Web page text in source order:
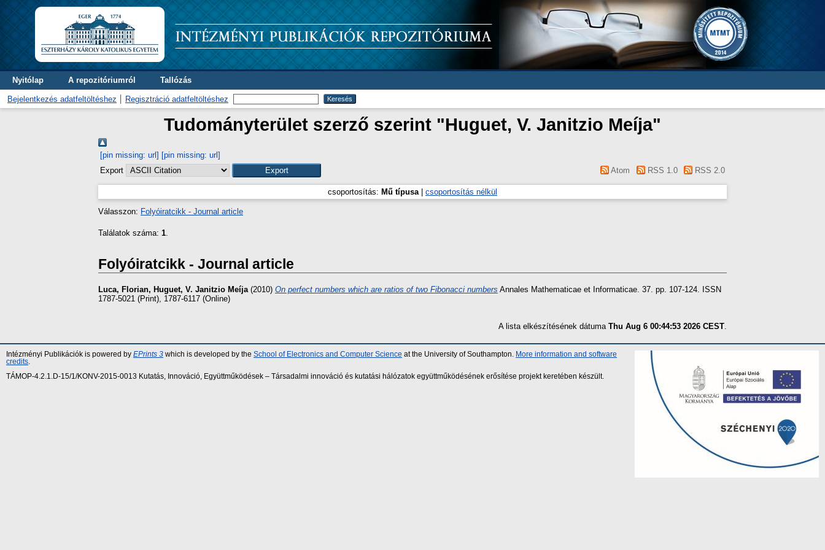
Nyitólap A repozitóriumról Tallózás
Bejelentkezés adatfeltöltéshez Regisztráció adatfeltöltéshez
Tudományterület szerző szerint "Huguet, V. Janitzio Meíja"
[pin missing: url] [pin missing: url]
Export
Atom RSS 1.0 RSS 2.0
csoportosítás: Mű típusa| csoportosítás nélkül
Válasszon: Folyóiratcikk - Journal article
Találatok száma: 1.
Folyóiratcikk - Journal article
Luca, Florian, Huguet, V. Janitzio Meíja(2010) On perfect numbers which are ratios of two Fibonacci numbers Annales Mathematicae et Informaticae. 37. pp. 107-124. ISSN
1787-5021 (Print), 1787-6117 (Online)
A lista elkészítésének dátuma Thu Aug 6 00:44:53 2026 CEST.
Intézményi Publikációk is powered by EPrints 3 which is developed by the School of Electronics and Computer Science at the University of Southampton.
More information and software
credits
TÁMOP-4.2.1.D-15/1/KONV-2015-0013 Kutatás, Innováció, Együttműködések – Társadalmi innováció és kutatási hálózatok együttműködésének erősítése projekt keretében készült.